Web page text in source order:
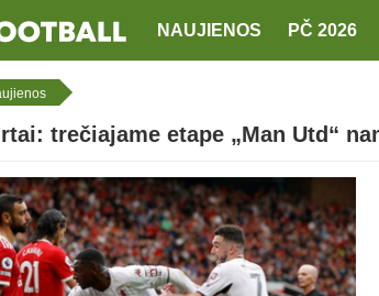
NAUJIENOS PČ 2026
trečiajame etape „Man Utd“